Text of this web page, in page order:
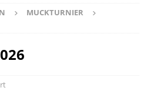
MUCKTURNIER